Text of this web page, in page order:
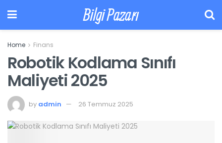
Bilgi Pazarı
Home Finans
Robotik Kodlama Sınıfı
Maliyeti 2025
by admin 26 Temmuz 2025